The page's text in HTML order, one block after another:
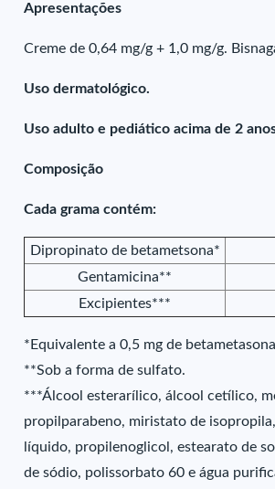
Apresentações
Creme de 0,64 mg/g + 1,0 mg/g.
Uso dermatológico.
Uso adulto e pediático acima de 2
Composição
Cada grama contém:
Dipropinato de betametsona*
Gentamicina**
Excipientes***
*Equivalente a 0,5 mg de
**Sob a forma de sulfato.
***Álcool esterarílico, álcool cetílico,
propilparabeno, miristato de
líquido, propilenoglicol, estearato de
de sódio, polissorbato 60 e água